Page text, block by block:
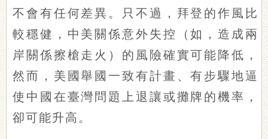
不會有任何差異。只不過，拜登的作風比
較穩健，中美關係意外失控（如，造成兩
岸關係擦槍走火）的風險確實可能降低，
然而，美國舉國一致有計畫、有步驟地逼
使中國在臺灣問題上退讓或攤牌的機率，
卻可能升高。